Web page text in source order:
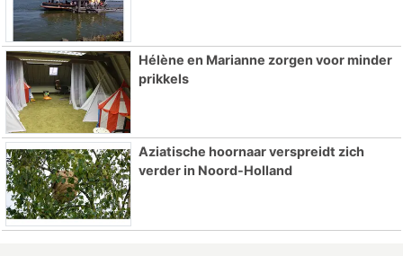
Hélène en Marianne zorgen voor minder
prikkels
Aziatische hoornaar verspreidt zich
verder in Noord-Holland